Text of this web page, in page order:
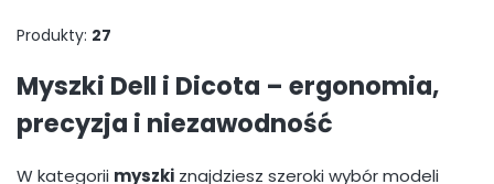
Produkty: 27
Myszki Dell i Dicota – ergonomia,
precyzja i niezawodność
W kategorii myszki znajdziesz szeroki wybór modeli